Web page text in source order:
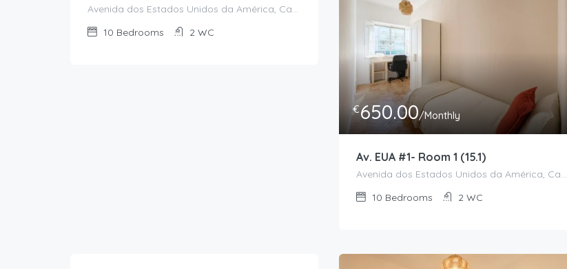
Avenida dos Estados Unidos da América, Campo Grande, Alvalade, Lisboa, 1700-170, Portugal
10 Bedrooms 2 WC
€650.00/Monthly
Av. EUA #1- Room 1 (15.1)
Avenida dos Estados Unidos da América, Campo Grande, Alvalade, Lisboa, 1700-170, Portugal
10 Bedrooms 2 WC